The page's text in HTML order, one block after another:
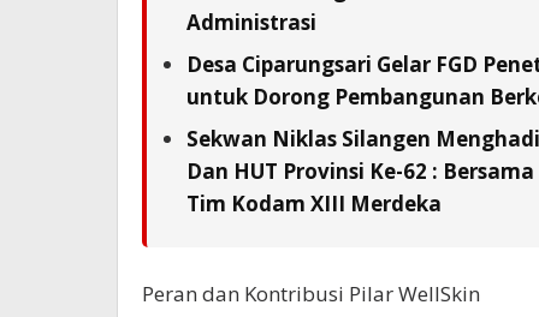
Administrasi
Desa Ciparungsari Gelar FGD
untuk Dorong Pembangunan
Sekwan Niklas Silangen
Dan HUT Provinsi Ke-62 :
Tim Kodam XIII Merdeka
Peran dan Kontribusi Pilar WellSkin